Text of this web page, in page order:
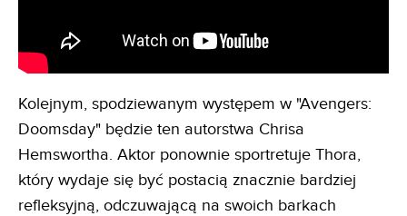
Kolejnym, spodziewanym występem w "Avengers:
Doomsday" będzie ten autorstwa Chrisa
Hemswortha. Aktor ponownie sportretuje Thora,
który wydaje się być postacią znacznie bardziej
refleksyjną, odczuwającą na swoich barkach